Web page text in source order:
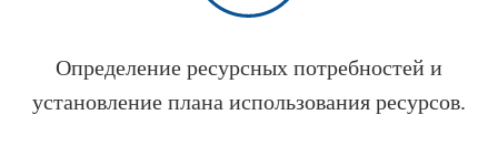
Определение ресурсных потребностей и
установление плана использования ресурсов.